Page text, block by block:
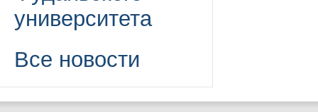
университета
Все новости